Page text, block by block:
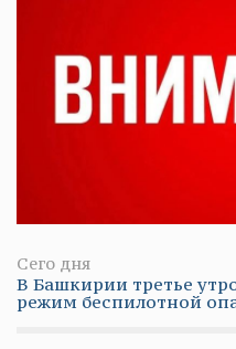
Сего дня
В Башкирии третье
режим беспилотной